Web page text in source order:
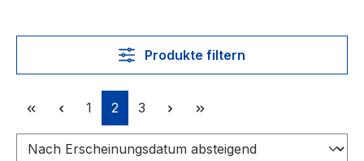
Produkte filtern
Seite
1 Seite
2 Seite
3